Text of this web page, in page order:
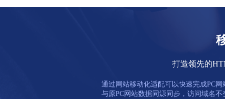
打造领先的
通过网站移动化适配可以快速完成PC
与原PC网站数据同源同步，访问域名